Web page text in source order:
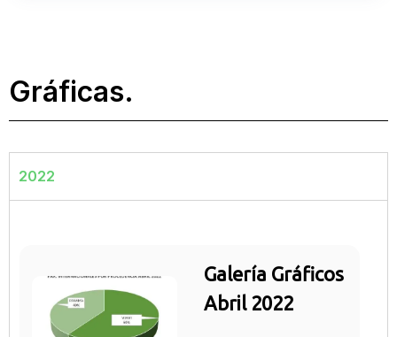
Gráficas.
2022
Galería Gráficos
Abril 2022